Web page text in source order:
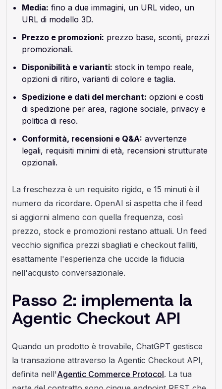
Media: fino a due immagini, un URL video, un
URL di modello 3D.
Prezzo e promozioni: prezzo base, sconti, prezzi
promozionali.
Disponibilità e varianti: stock in tempo reale,
opzioni di ritiro, varianti di colore e taglia.
Spedizione e dati del merchant: opzioni e costi
di spedizione per area, ragione sociale, privacy e
politica di reso.
Conformità, recensioni e Q&A: avvertenze
legali, requisiti minimi di età, recensioni strutturate
opzionali.
La freschezza è un requisito rigido, e 15 minuti è il
numero da ricordare. OpenAI si aspetta che il feed
si aggiorni almeno con quella frequenza, così
prezzo, stock e promozioni restano attuali. Un feed
vecchio significa prezzi sbagliati e checkout falliti,
esattamente l'esperienza che uccide la fiducia
nell'acquisto conversazionale.
Passo 2: implementa la
Agentic Checkout API
Quando un prodotto è trovabile, ChatGPT gestisce
la transazione attraverso la Agentic Checkout API,
definita nell'Agentic Commerce Protocol. La tua